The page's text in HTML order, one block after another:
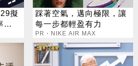
擬
踩著空氣，邁向極限，讓
每一步都輕盈有力
PR・NIKE AIR MAX